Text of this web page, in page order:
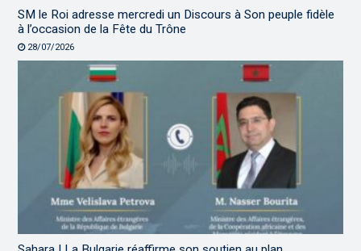
SM le Roi adresse mercredi un Discours à Son peuple fidèle
à l’occasion de la Fête du Trône
28/07/2026